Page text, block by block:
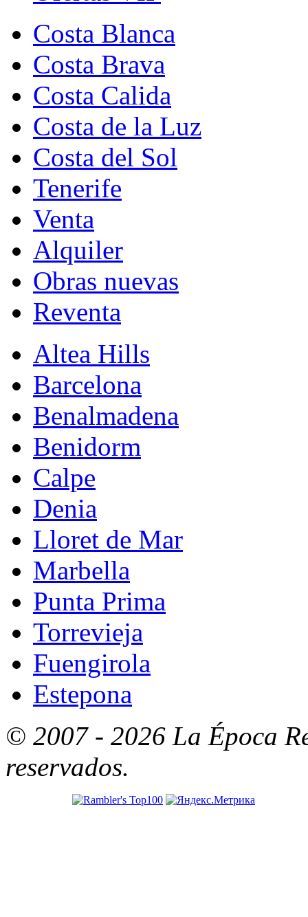
Costa Blanca
Costa Brava
Costa Calida
Costa de la Luz
Costa del Sol
Tenerife
Venta
Alquiler
Obras nuevas
Reventa
Altea Hills
Barcelona
Benalmadena
Benidorm
Calpe
Denia
Lloret de Mar
Marbella
Punta Prima
Torrevieja
Fuengirola
Estepona
© 2007 - 2026 La Época
reservados.